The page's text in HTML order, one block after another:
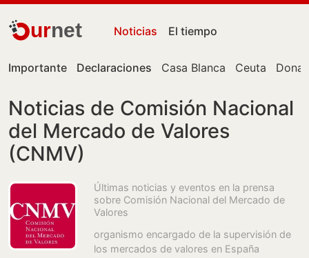
urnet Noticias El tiempo
Importante Declaraciones Casa Blanca Ceuta
Noticias de Comisión Nacional
del Mercado de Valores
(CNMV)
Últimas noticias y eventos en la prensa
sobre Comisión Nacional del Mercado de
Valores
organismo encargado de la supervisión de
los mercados de valores en España